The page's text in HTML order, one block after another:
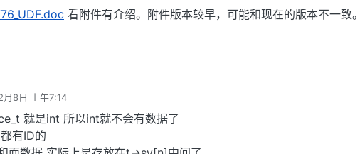
看附件有介绍。附件版本较早，可能和现在的版本不一致。
月8日 上午7:14
就是int 所以int就不会有数据了
有ID的